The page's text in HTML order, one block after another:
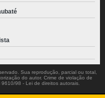
Sua reprodução, parcial ou total,
do autor. Crime de violação de
9610/98 - Lei de direitos autorais